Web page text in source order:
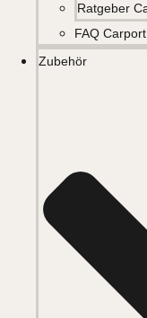
Ratgeber
FAQ Carport
Zubehör